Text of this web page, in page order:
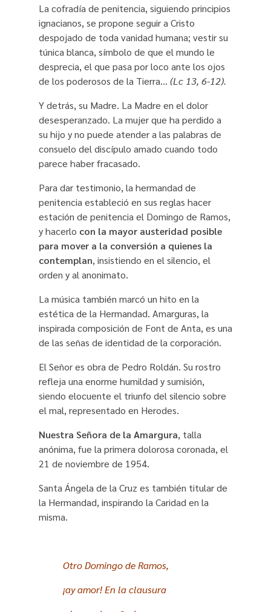
La cofradía de penitencia, siguiendo principios
ignacianos, se propone seguir a Cristo
despojado de toda vanidad humana; vestir su
túnica blanca, símbolo de que el mundo le
desprecia, el que pasa por loco ante los ojos
de los poderosos de la Tierra… (Lc 13, 6-12).
Y detrás, su Madre. La Madre en el dolor
desesperanzado. La mujer que ha perdido a
su hijo y no puede atender a las palabras de
consuelo del discípulo amado cuando todo
parece haber fracasado.
Para dar testimonio, la hermandad de
penitencia estableció en sus reglas hacer
estación de penitencia el Domingo de Ramos,
y hacerlo con la mayor austeridad posible
para mover a la conversión a quienes la
contemplan, insistiendo en el silencio, el
orden y al anonimato.
La música también marcó un hito en la
estética de la Hermandad. Amarguras, la
inspirada composición de Font de Anta, es una
de las señas de identidad de la corporación.
El Señor es obra de Pedro Roldán. Su rostro
refleja una enorme humildad y sumisión,
siendo elocuente el triunfo del silencio sobre
el mal, representado en Herodes.
Nuestra Señora de la Amargura, talla
anónima, fue la primera dolorosa coronada, el
21 de noviembre de 1954.
Santa Ángela de la Cruz es también titular de
la Hermandad, inspirando la Caridad en la
misma.
Otro Domingo de Ramos,
¡ay amor! En la clausura